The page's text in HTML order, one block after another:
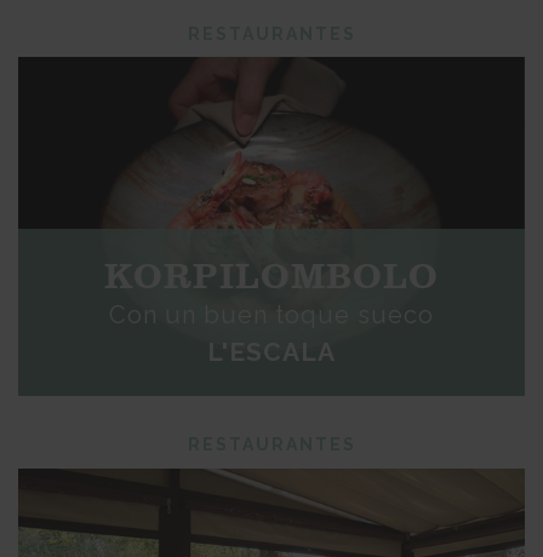
KORPILOMBOLO
Con un buen toque sueco
L'ESCALA